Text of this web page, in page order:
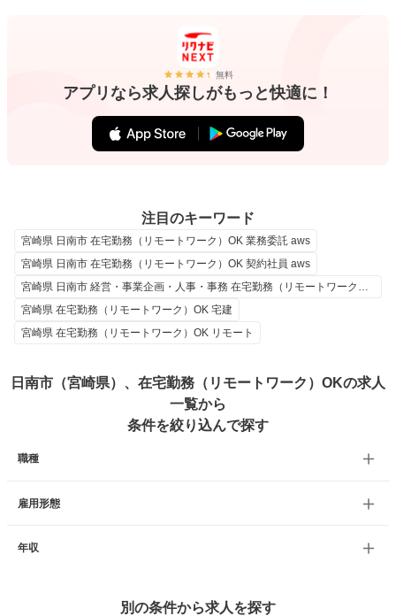
無料
アプリなら求人探しがもっと快適に！
注目のキーワード
宮崎県 日南市 在宅勤務（リモートワーク）OK 業務委託 aws
宮崎県 日南市 在宅勤務（リモートワーク）OK 契約社員 aws
宮崎県 日南市 経営・事業企画・人事・事務 在宅勤務（リモートワーク）OK aws
宮崎県 在宅勤務（リモートワーク）OK 宅建
宮崎県 在宅勤務（リモートワーク）OK リモート
日南市（宮崎県）、在宅勤務（リモートワーク）OKの求人
一覧から
条件を絞り込んで探す
職種
雇用形態
年収
別の条件から求人を探す